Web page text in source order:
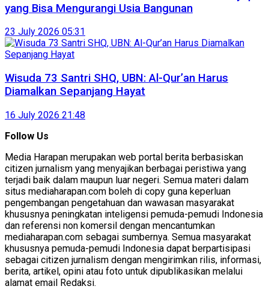
yang Bisa Mengurangi Usia Bangunan
23 July 2026 05:31
Wisuda 73 Santri SHQ, UBN: Al-Qur’an Harus
Diamalkan Sepanjang Hayat
16 July 2026 21:48
Follow Us
Media Harapan merupakan web portal berita berbasiskan
citizen jurnalism yang menyajikan berbagai peristiwa yang
terjadi baik dalam maupun luar negeri. Semua materi dalam
situs mediaharapan.com boleh di copy guna keperluan
pengembangan pengetahuan dan wawasan masyarakat
khususnya peningkatan inteligensi pemuda-pemudi Indonesia
dan referensi non komersil dengan mencantumkan
mediaharapan.com sebagai sumbernya. Semua masyarakat
khususnya pemuda-pemudi Indonesia dapat berpartisipasi
sebagai citizen jurnalism dengan mengirimkan rilis, informasi,
berita, artikel, opini atau foto untuk dipublikasikan melalui
alamat email Redaksi.